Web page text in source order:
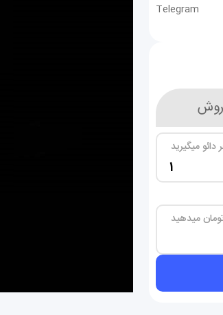
Telegram
دائو میگیرید
میدهید